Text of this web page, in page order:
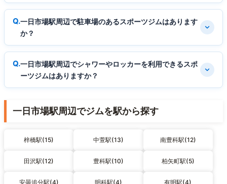
一日市場駅周辺で駐車場のあるスポーツジムはあります
か？
一日市場駅周辺でシャワーやロッカーを利用できるスポ
ーツジムはありますか？
一日市場駅周辺でジムを駅から探す
梓橋駅(15) 中萱駅(13) 南豊科駅(12)
田沢駅(12) 豊科駅(10) 柏矢町駅(5)
安曇追分駅(4) 明科駅(4) 有明駅(4)